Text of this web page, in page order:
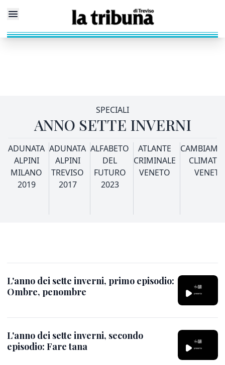
SPECIALI
ANNO SETTE INVERNI
ADUNATA
ALPINI
MILANO
2019
ADUNATA
ALPINI
TREVISO
2017
ALFABETO
DEL
FUTURO
2023
ATLANTE
CRIMINALE
VENETO
VENETO
L'anno dei sette inverni, primo episodio:
Ombre, penombre
L'anno dei sette inverni, secondo
episodio: Fare tana